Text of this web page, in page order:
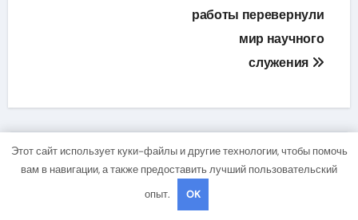
работы перевернули
мир научного
служения
Этот сайт использует куки-файлы и другие технологии, чтобы помочь
вам в навигации, а также предоставить лучший пользовательский
опыт.
OK